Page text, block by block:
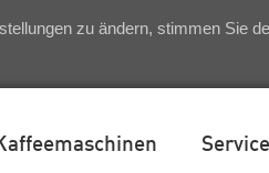
zu ändern, stimmen Sie
Service